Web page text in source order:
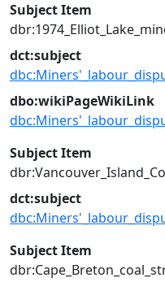
Subject Item
dct:subject
dbo:wikiPageWikiLink
Subject Item
dct:subject
Subject Item